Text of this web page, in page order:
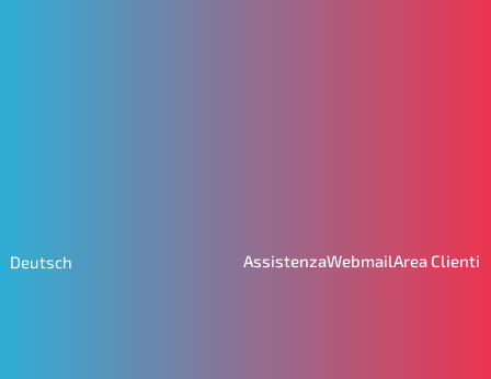
Deutsch AssistenzaWebmailArea Clienti